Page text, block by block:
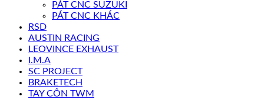
PÁT CNC SUZUKI
PÁT CNC KHÁC
RSD
AUSTIN RACING
LEOVINCE EXHAUST
I.M.A
SC PROJECT
BRAKETECH
TAY CÔN TWM